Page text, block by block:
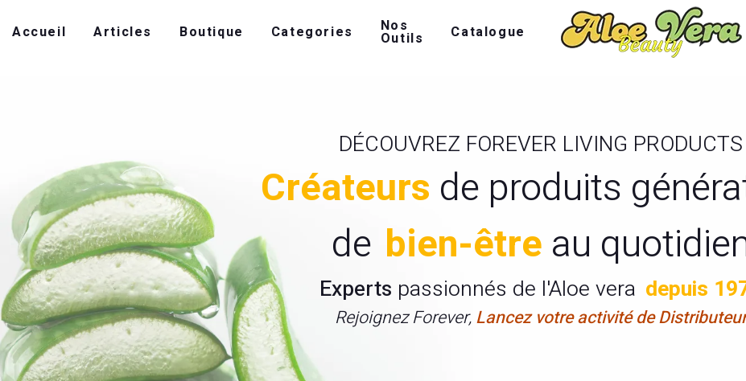
Accueil Articles Boutique Categories Nos
Outils Catalogue
DÉCOUVREZ FOREVER LIVING PRODUCTS
Créateurs de produits
de bien-être au
Experts passionnés de l'Aloe vera depuis
Rejoignez Forever,Lancez votre activité de Distributeur